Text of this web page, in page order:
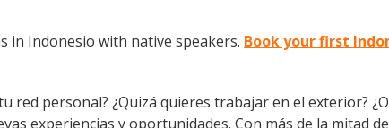
in Indonesio with native speakers. Book your first
red personal? ¿Quizá quieres trabajar en el exterior?
experiencias y oportunidades. Con más de la mitad